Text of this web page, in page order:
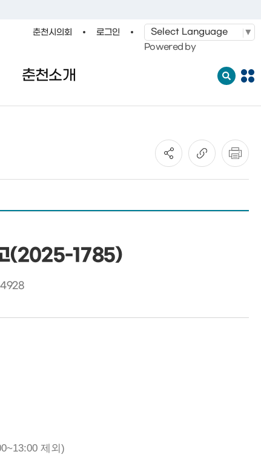
관광 춘천시청
춘천시의회
로그인
Powered by
춘천소개
전
(2025-1785)
4928
제외)